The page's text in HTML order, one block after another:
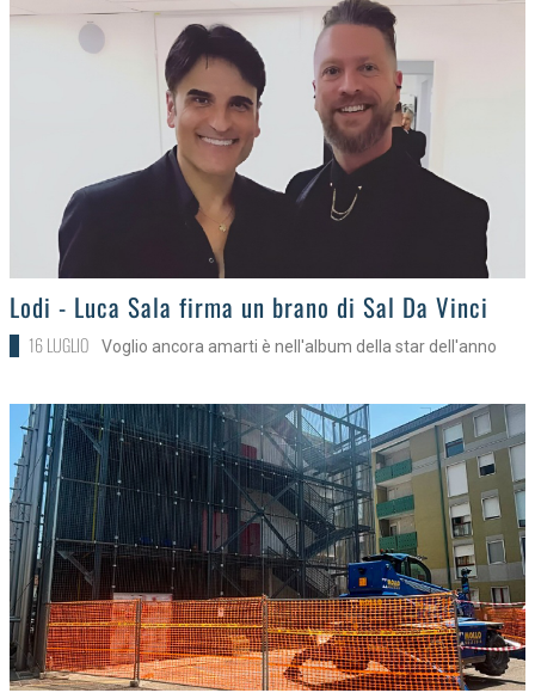
>Lodi - Luca Sala firma un brano di Sal Da Vinci
16 LUGLIO Voglio ancora amarti è nell'album della star dell'anno